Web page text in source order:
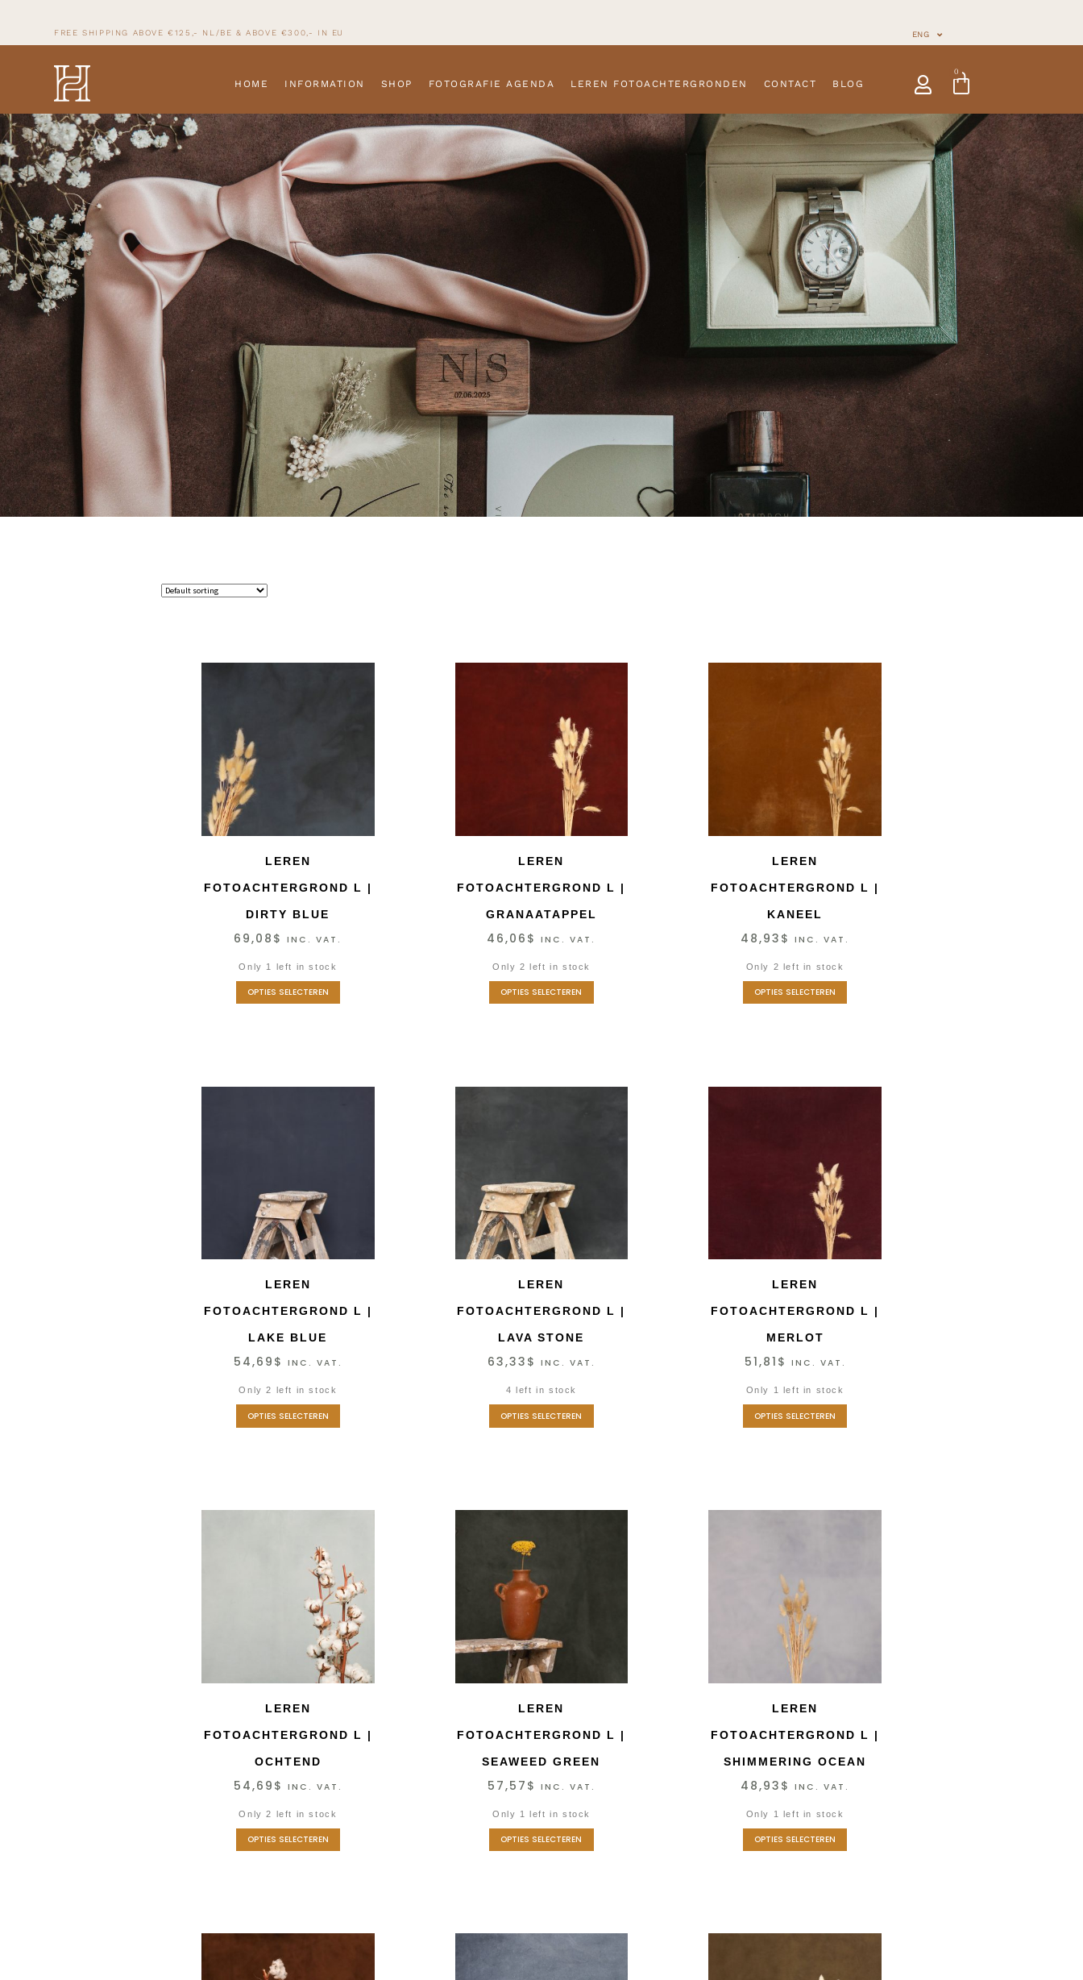
FREE SHIPPING ABOVE €125,- NL/BE & ABOVE €300,- IN EU ENG
HOME INFORMATION SHOP FOTOGRAFIE AGENDA LEREN FOTOACHTERGRONDEN CONTACT BLOG
0
LEREN
FOTOACHTERGROND L |
DIRTY BLUE
69,08 $ INC. VAT.
Only 1 left in stock
OPTIES SELECTEREN
LEREN
FOTOACHTERGROND L |
GRANAATAPPEL
46,06 $ INC. VAT.
Only 2 left in stock
OPTIES SELECTEREN
LEREN
FOTOACHTERGROND L |
KANEEL
48,93 $ INC. VAT.
Only 2 left in stock
OPTIES SELECTEREN
LEREN
FOTOACHTERGROND L |
LAKE BLUE
54,69 $ INC. VAT.
Only 2 left in stock
OPTIES SELECTEREN
LEREN
FOTOACHTERGROND L |
LAVA STONE
63,33 $ INC. VAT.
4 left in stock
OPTIES SELECTEREN
LEREN
FOTOACHTERGROND L |
MERLOT
51,81 $ INC. VAT.
Only 1 left in stock
OPTIES SELECTEREN
LEREN
FOTOACHTERGROND L |
OCHTEND
54,69 $ INC. VAT.
Only 2 left in stock
OPTIES SELECTEREN
LEREN
FOTOACHTERGROND L |
SEAWEED GREEN
57,57 $ INC. VAT.
Only 1 left in stock
OPTIES SELECTEREN
LEREN
FOTOACHTERGROND L |
SHIMMERING OCEAN
48,93 $ INC. VAT.
Only 1 left in stock
OPTIES SELECTEREN